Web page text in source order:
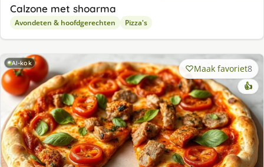
Calzone met shoarma
Avondeten & hoofdgerechten Pizza's
AI-kok Maak favoriet8
👍